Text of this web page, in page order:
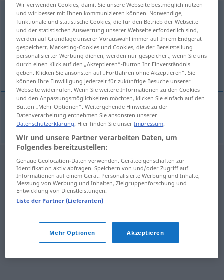
trestm
Übersicht aller Übersetzungen
(Für mehr Details die Übersetzung anklicken/antippen)
Strafe
Strafef trest
Wir verwenden Cookies, damit Sie unsere Webseite bestmöglich nutzen
und wir besser mit Ihnen kommunizieren können. Notwendige,
funktionale und statistische Cookies, die für den Betrieb der Webseite
und der statistischen Auswertung unserer Webseite erforderlich sind,
werden auf Grundlage unserer Vorauswahl immer auf Ihrem Endgerät
gespeichert. Marketing-Cookies und Cookies, die der Bereitstellung
personalisierter Werbung dienen, werden nur gespeichert, wenn Sie uns
durch einen Klick auf den „Akzeptieren“-Button Ihr Einverständnis
geben. Klicken Sie ansonsten auf „Fortfahren ohne Akzeptieren“. Sie
können Ihre Einwilligung jederzeit für zukünftige Besuche unserer
Webseite widerrufen. Wenn Sie weitere Informationen zu den Cookies
und den Anpassungsmöglichkeiten möchten, klicken Sie einfach auf den
Button „Mehr Optionen“. Weitergehende Hinweise zu der
Datenverarbeitung entnehmen Sie ansonsten unserer
Datenschutzerklärung. Hier finden Sie unserImpressum.
Wir und unsere Partner verarbeiten Daten, um
Folgendes bereitzustellen:
Genaue Geolocation-Daten verwenden. Geräteeigenschaften zur
Identifikation aktiv abfragen. Speichern von und/oder Zugriff auf
Informationen auf einem Gerät. Personalisierte Werbung und Inhalte,
Messung von Werbung und Inhalten, Zielgruppenforschung und
Entwicklung von Dienstleistungen.
Liste der Partner (Lieferanten)
Mehr Optionen Akzeptieren